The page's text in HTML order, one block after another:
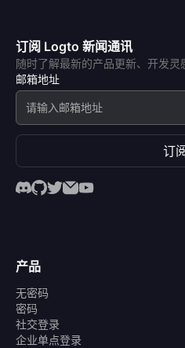
订阅 Logto 新闻通讯
随时了解最新的产品更新、开发灵
邮箱地址
订
产品
无密码
密码
社交登录
企业单点登录